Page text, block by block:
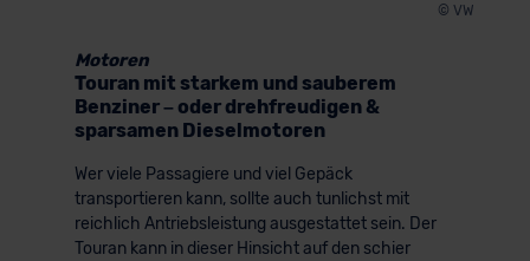
© VW
Motoren
Touran mit starkem und sauberem
Benziner – oder drehfreudigen &
sparsamen Dieselmotoren
Wer viele Passagiere und viel Gepäck
transportieren kann, sollte auch tunlichst mit
reichlich Antriebsleistung ausgestattet sein. Der
Touran kann in dieser Hinsicht auf den schier